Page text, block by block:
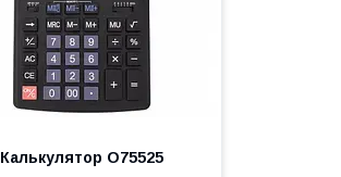
Калькулятор О75525